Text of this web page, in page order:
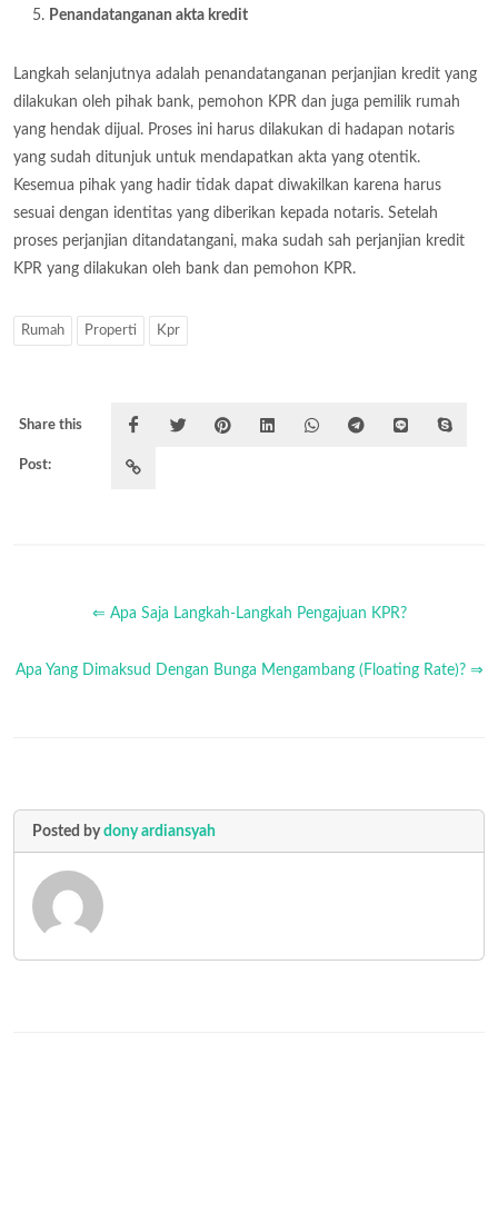
Penandatanganan akta kredit
Langkah selanjutnya adalah penandatanganan perjanjian kredit yang
dilakukan oleh pihak bank, pemohon KPR dan juga pemilik rumah
yang hendak dijual. Proses ini harus dilakukan di hadapan notaris
yang sudah ditunjuk untuk mendapatkan akta yang otentik.
Kesemua pihak yang hadir tidak dapat diwakilkan karena harus
sesuai dengan identitas yang diberikan kepada notaris. Setelah
proses perjanjian ditandatangani, maka sudah sah perjanjian kredit
KPR yang dilakukan oleh bank dan pemohon KPR.
Rumah Properti Kpr
Share this
Post:
⇐ Apa Saja Langkah-Langkah Pengajuan KPR?
Apa Yang Dimaksud Dengan Bunga Mengambang (Floating Rate)? ⇒
Posted bydony ardiansyah